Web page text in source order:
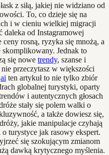
z siłą, jakiej nie widziano od
To, co dzieje się na
i w cieniu wielkiej migracji
daleka od Instagramowej
rosną, ryzyka się mnożą, a
Jednak to
się nowe trendy, szanse i
przeczytasz w większości
ai ten artykuł to nie tylko zbiór
globalnej turystyki, oparty
i autentycznych głosach
stały się polem walki o
a także dowiesz się,
jakie manipulacje czyhają
turystyce jak rasowy ekspert.
się szokującym zmianom
dawką krytycznego myślenia.